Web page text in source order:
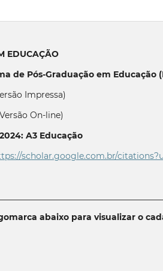
EDUCAÇÃO
de Pós-Graduação em Educação
Impressa)
On-line)
A3 Educação
scholar.google.com.br/
abaixo para visualizar o